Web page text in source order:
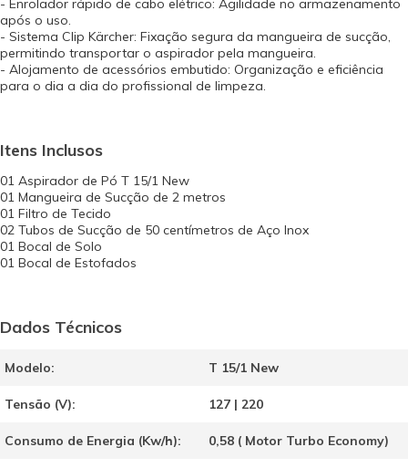
- Enrolador rápido de cabo elétrico: Agilidade no armazenamento
após o uso.
- Sistema Clip Kärcher: Fixação segura da mangueira de sucção,
permitindo transportar o aspirador pela mangueira.
- Alojamento de acessórios embutido: Organização e eficiência
para o dia a dia do profissional de limpeza.
Itens Inclusos
01 Aspirador de Pó T 15/1 New
01 Mangueira de Sucção de 2 metros
01 Filtro de Tecido
02 Tubos de Sucção de 50 centímetros de Aço Inox
01 Bocal de Solo
01 Bocal de Estofados
Dados Técnicos
Modelo: T 15/1 New
Tensão (V): 127 | 220
Consumo de Energia (Kw/h): 0,58 ( Motor Turbo Economy)